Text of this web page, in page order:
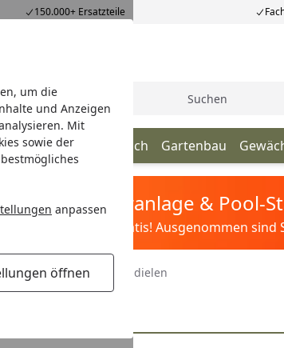
um die
und Anzeigen
Mit
sowie der
anpassen
öffnen
150.000+ Ersatzteile
Suche
Terrassendach Gartenbau
Sandfilteranlage & Pool-
Filter&Pflege gratis! Ausgenommen
Bambus Terrassendielen